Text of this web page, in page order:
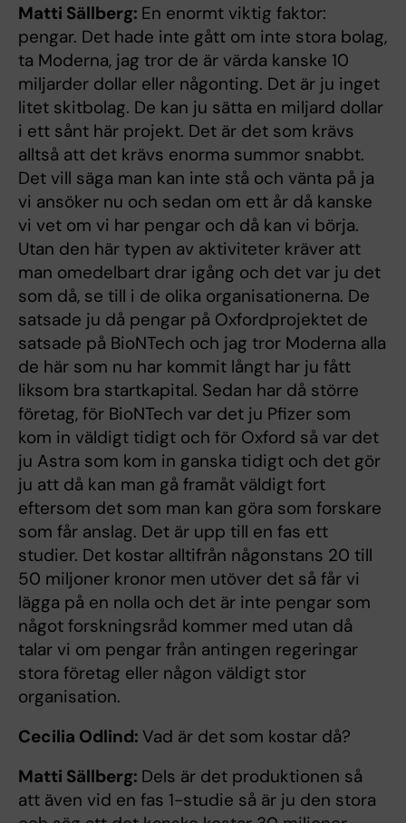
Matti Sällberg: En enormt viktig faktor:
pengar. Det hade inte gått om inte stora bolag,
ta Moderna, jag tror de är värda kanske 10
miljarder dollar eller någonting. Det är ju inget
litet skitbolag. De kan ju sätta en miljard dollar
i ett sånt här projekt. Det är det som krävs
alltså att det krävs enorma summor snabbt.
Det vill säga man kan inte stå och vänta på ja
vi ansöker nu och sedan om ett år då kanske
vi vet om vi har pengar och då kan vi börja.
Utan den här typen av aktiviteter kräver att
man omedelbart drar igång och det var ju det
som då, se till i de olika organisationerna. De
satsade ju då pengar på Oxfordprojektet de
satsade på BioNTech och jag tror Moderna alla
de här som nu har kommit långt har ju fått
liksom bra startkapital. Sedan har då större
företag, för BioNTech var det ju Pfizer som
kom in väldigt tidigt och för Oxford så var det
ju Astra som kom in ganska tidigt och det gör
ju att då kan man gå framåt väldigt fort
eftersom det som man kan göra som forskare
som får anslag. Det är upp till en fas ett
studier. Det kostar alltifrån någonstans 20 till
50 miljoner kronor men utöver det så får vi
lägga på en nolla och det är inte pengar som
något forskningsråd kommer med utan då
talar vi om pengar från antingen regeringar
stora företag eller någon väldigt stor
organisation.
Cecilia Odlind: Vad är det som kostar då?
Matti Sällberg: Dels är det produktionen så
att även vid en fas 1-studie så är ju den stora